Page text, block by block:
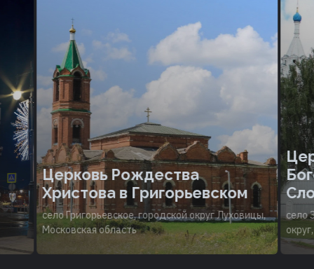
Церковь Рождества
Христова в Григорьевском
село Григорьевское, городской округ Луховицы,
Московская область
село